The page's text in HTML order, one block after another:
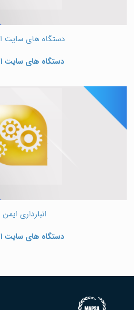
دستگاه های سایت
دستگاه های سایت
انبارداری ایمن
دستگاه های سایت